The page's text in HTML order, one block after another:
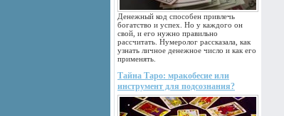
Денежный код способен привлечь
богатство и успех. Но у каждого он
свой, и его нужно правильно
рассчитать. Нумеролог рассказала, как
узнать личное денежное число и как его
применять.
Тайна Таро: мракобесие или
инструмент для подсознания?